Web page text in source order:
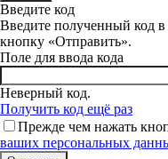
Введите код
Введите полученный код
кнопку «Отправить».
Поле для ввода кода
Неверный код.
Получить код ещё раз
Прежде чем нажать
ваших персональных